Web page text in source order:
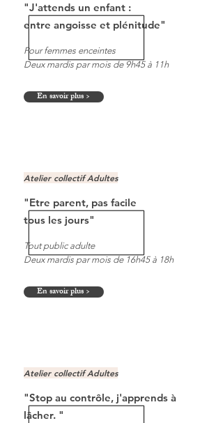
"J'attends un enfant :
entre angoisse et plénitude"
Pour femmes enceintes
Deux mardis par mois de 9h45 à 11h
En savoir plus >
Atelier collectif Adultes
"Etre parent, pas facile
tous les jours"
Tout public adulte
Deux mardis par mois de 16h45 à 18h
En savoir plus >
Atelier collectif Adultes
"Stop au contrôle, j'apprends à
lâcher. "